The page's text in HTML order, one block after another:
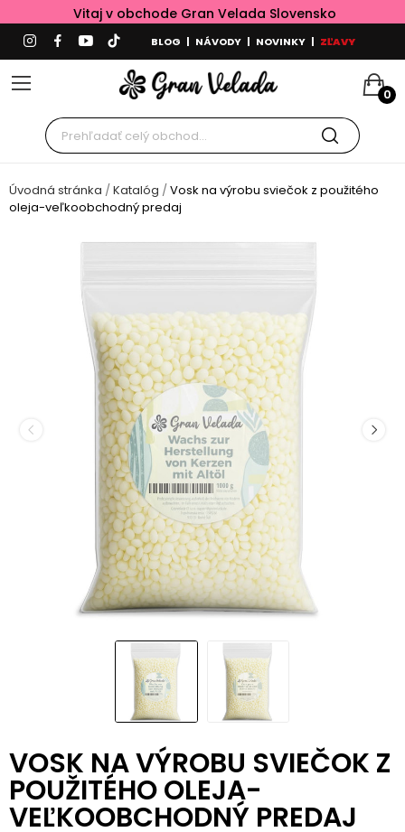
Vitaj v obchode Gran Velada Slovensko
BLOG | NÁVODY | NOVINKY | ZĽAVY
0
Úvodná stránka Katalóg
Vosk na výrobu sviečok z použitého
oleja-veľkoobchodný predaj
VOSK NA VÝROBU SVIEČOK Z
POUŽITÉHO OLEJA-
VEĽKOOBCHODNÝ PREDAJ